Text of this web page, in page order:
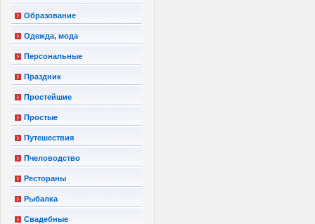
Образование
Одежда, мода
Персональные
Праздник
Простейшие
Простые
Путешествия
Пчеловодство
Рестораны
Рыбалка
Свадебные